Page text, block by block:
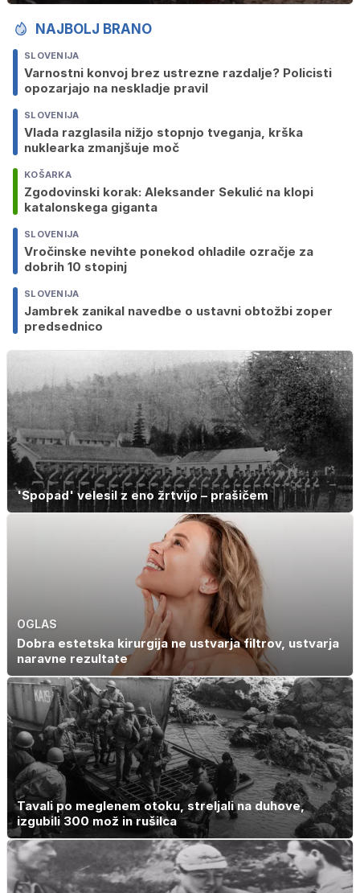
NAJBOLJ BRANO
SLOVENIJA
Varnostni konvoj brez ustrezne razdalje? Policisti
opozarjajo na neskladje pravil
SLOVENIJA
Vlada razglasila nižjo stopnjo tveganja, krška
nuklearka zmanjšuje moč
KOŠARKA
Zgodovinski korak: Aleksander Sekulić na klopi
katalonskega giganta
SLOVENIJA
Vročinske nevihte ponekod ohladile ozračje za
dobrih 10 stopinj
SLOVENIJA
Jambrek zanikal navedbe o ustavni obtožbi zoper
predsednico
'Spopad' velesil z eno žrtvijo – prašičem
OGLAS
Dobra estetska kirurgija ne ustvarja filtrov, ustvarja
naravne rezultate
Tavali po meglenem otoku, streljali na duhove,
izgubili 300 mož in rušilca